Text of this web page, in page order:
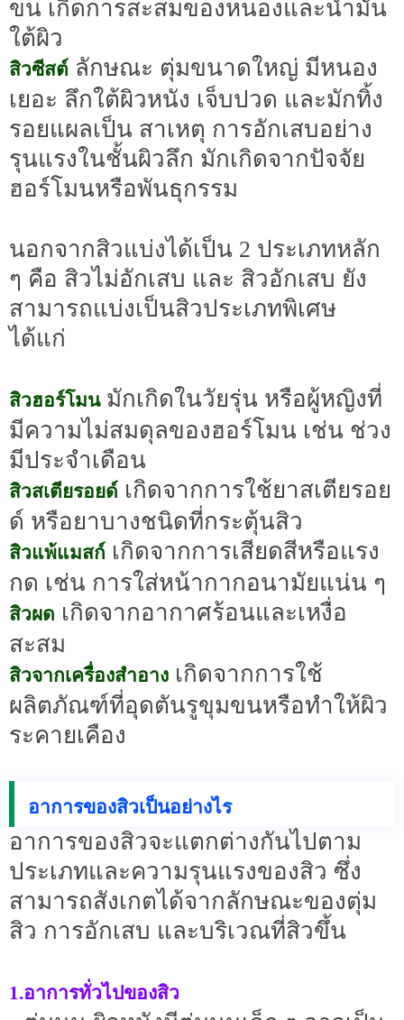
ขน เกิดการสะสมของหนองและน้ำมัน
ใต้ผิว
สิวซีสต์ ลักษณะ ตุ่มขนาดใหญ่ มีหนอง
เยอะ ลึกใต้ผิวหนัง เจ็บปวด และมักทิ้ง
รอยแผลเป็น สาเหตุ การอักเสบอย่าง
รุนแรงในชั้นผิวลึก มักเกิดจากปัจจัย
ฮอร์โมนหรือพันธุกรรม
นอกจากสิวแบ่งได้เป็น 2 ประเภทหลัก
ๆ คือ สิวไม่อักเสบ และ สิวอักเสบ ยัง
สามารถแบ่งเป็นสิวประเภทพิเศษ
ได้แก่
สิวฮอร์โมนมักเกิดในวัยรุ่น หรือผู้หญิงที่
มีความไม่สมดุลของฮอร์โมน เช่น ช่วง
มีประจำเดือน
สิวสเตียรอยด์ เกิดจากการใช้ยาสเตียรอย
ด์ หรือยาบางชนิดที่กระตุ้นสิว
สิวแพ้แมสก์ เกิดจากการเสียดสีหรือแรง
กด เช่น การใส่หน้ากากอนามัยแน่น ๆ
สิวผด เกิดจากอากาศร้อนและเหงื่อ
สะสม
สิวจากเครื่องสำอาง เกิดจากการใช้
ผลิตภัณฑ์ที่อุดตันรูขุมขนหรือทำให้ผิว
ระคายเคือง
อาการของสิวเป็นอย่างไร
อาการของสิวจะแตกต่างกันไปตาม
ประเภทและความรุนแรงของสิว ซึ่ง
สามารถสังเกตได้จากลักษณะของตุ่ม
สิว การอักเสบ และบริเวณที่สิวขึ้น
1.อาการทั่วไปของสิว